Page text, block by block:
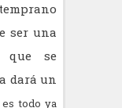
ser una
que se
dará un
todo ya